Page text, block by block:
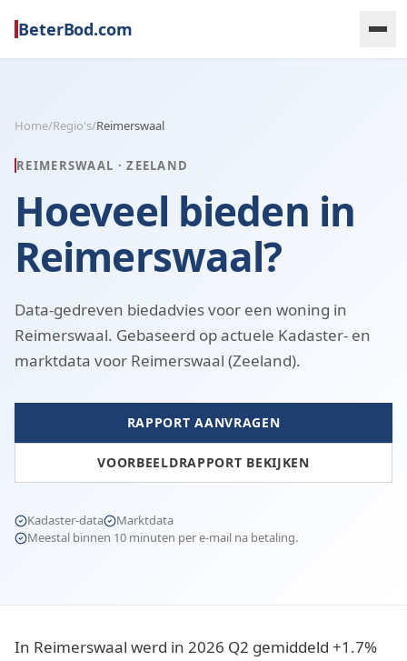
BeterBod.com
Home/Regio's/Reimerswaal
REIMERSWAAL ·ZEELAND
Hoeveel bieden in
Reimerswaal?
Data-gedreven biedadvies voor een woning in
Reimerswaal. Gebaseerd op actuele Kadaster- en
marktdata voor Reimerswaal (Zeeland).
RAPPORT AANVRAGEN
VOORBEELDRAPPORT BEKIJKEN
Kadaster-data
Marktdata
Meestal binnen 10 minuten per e-mail na betaling.
In Reimerswaal werd in 2026 Q2 gemiddeld +1.7%